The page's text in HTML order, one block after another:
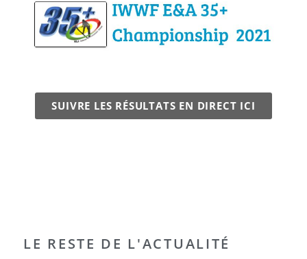
SUIVRE LES RÉSULTATS EN DIRECT ICI
LE RESTE DE L'ACTUALITÉ